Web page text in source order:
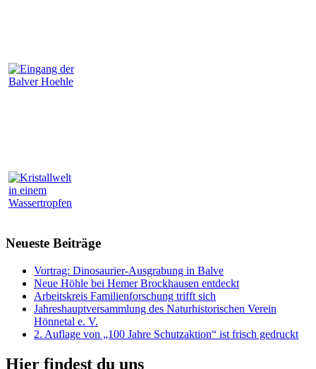
Neueste Beiträge
Vortrag: Dinosaurier-Ausgrabung in Balve
Neue Höhle bei Hemer Brockhausen entdeckt
Arbeitskreis Familienforschung trifft sich
Jahreshauptversammlung des Naturhistorischen Verein
Hönnetal e. V.
2. Auflage von „100 Jahre Schutzaktion“ ist frisch gedruckt
Hier findest du uns